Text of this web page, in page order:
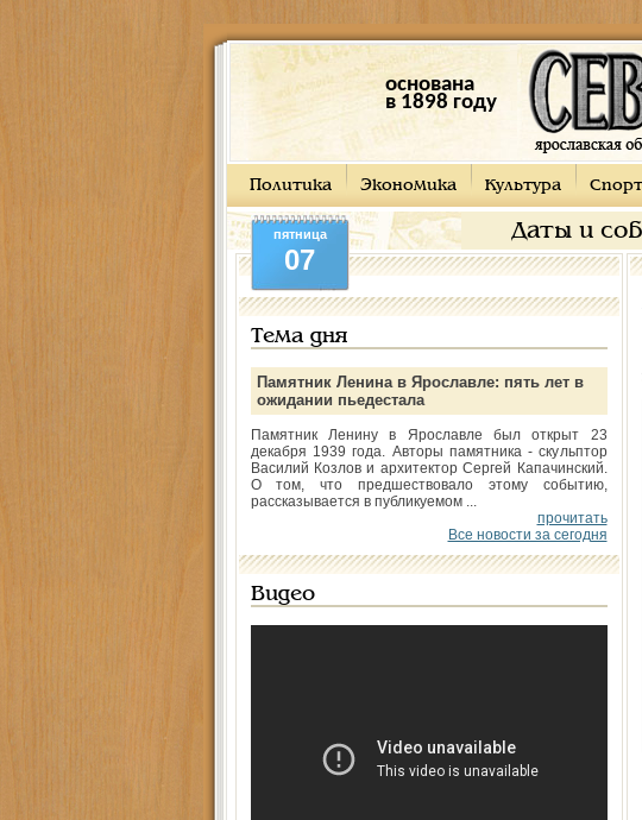
основана
в 1898 году
Политика Экономика Культура Спорт
Даты и
пятница
07
Тема дня
Памятник Ленина в Ярославле: пять лет в
ожидании пьедестала
Памятник Ленину в Ярославле был открыт 23
декабря 1939 года. Авторы памятника - скульптор
Василий Козлов и архитектор Сергей Капачинский.
О том, что предшествовало этому событию,
рассказывается в публикуемом ...
прочитать
Все новости за сегодня
Видео